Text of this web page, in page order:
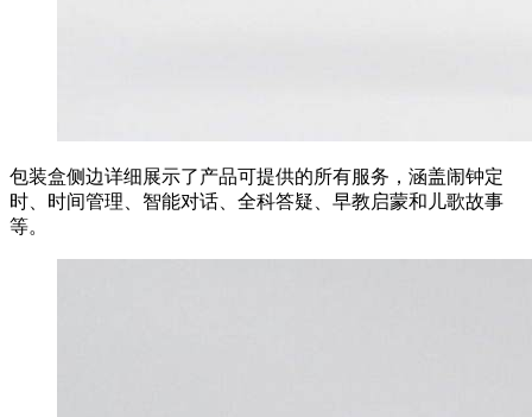
包装盒侧边详细展示了产品可提供的所有服务，涵盖闹钟定
时、时间管理、智能对话、全科答疑、早教启蒙和儿歌故事
等。